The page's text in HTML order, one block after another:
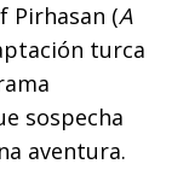
Pirhasan (A
turca
sospecha
aventura.